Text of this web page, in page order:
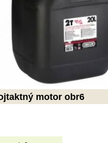
motor obr6